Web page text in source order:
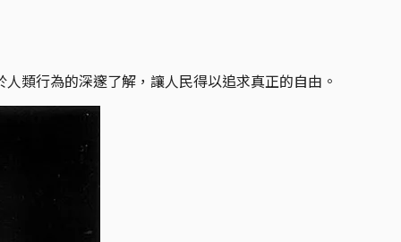
類行為的深邃了解，讓人民得以追求真正的自由。